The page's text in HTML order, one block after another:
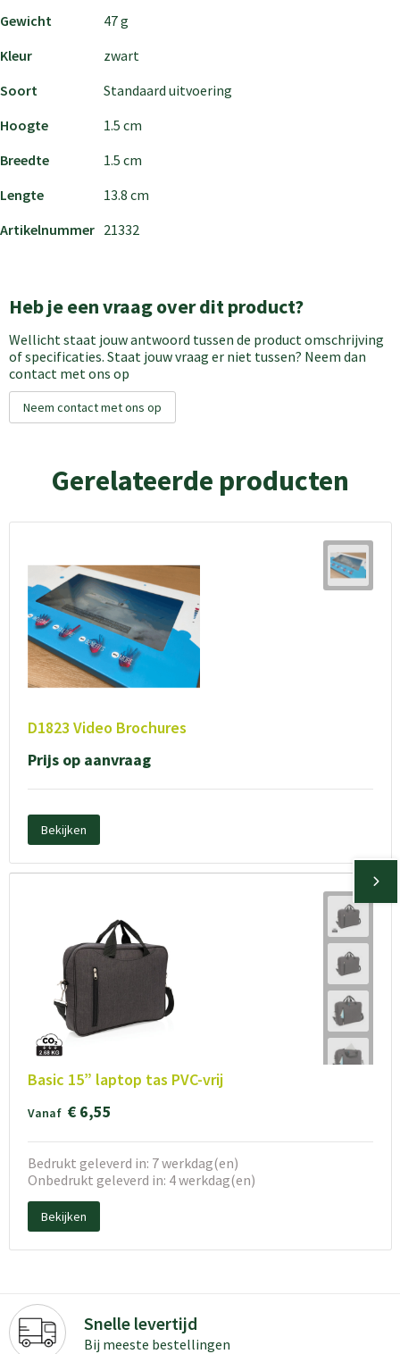
Gewicht
47 g
Kleur
zwart
Soort
Standaard uitvoering
Hoogte
1.5 cm
Breedte
1.5 cm
Lengte
13.8 cm
Artikelnummer 21332
Heb je een vraag over dit product?
Wellicht staat jouw antwoord tussen de product omschrijving
of specificaties. Staat jouw vraag er niet tussen? Neem dan
contact met ons op
Neem contact met ons op
Gerelateerde producten
D1823 Video Brochures
Prijs op aanvraag
Bekijken
Basic 15” laptop tas PVC-vrij
Vanaf € 6,55
Bedrukt geleverd in: 7 werkdag(en)
Onbedrukt geleverd in: 4 werkdag(en)
Bekijken
Snelle levertijd
Bij meeste bestellingen